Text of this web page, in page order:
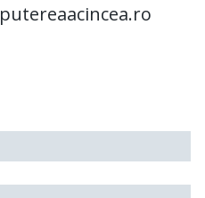
putereaacincea.ro